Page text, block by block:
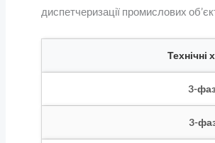
диспетчеризації промислових
Технічні
3-
3-